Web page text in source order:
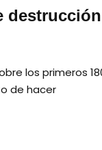
los primeros
de hacer